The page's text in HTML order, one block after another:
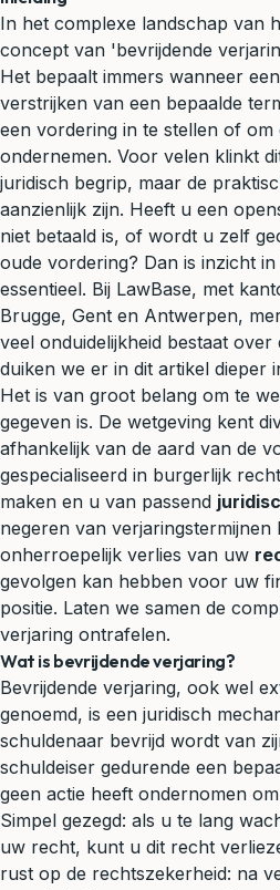
In het complexe landschap van
concept van 'bevrijdende
Het bepaalt immers wanneer
verstrijken van een bepaalde
een vordering in te stellen of om
ondernemen. Voor velen klinkt
juridisch begrip, maar de
aanzienlijk zijn. Heeft u een
niet betaald is, of wordt u zelf
oude vordering? Dan is inzicht
essentieel. Bij LawBase, met
Brugge, Gent en Antwerpen,
veel onduidelijkheid bestaat
duiken we er in dit artikel dieper
Het is van groot belang om te
gegeven is. De wetgeving kent
afhankelijk van de aard van de
gespecialiseerd in burgerlijk recht
maken en u van passend
negeren van verjaringstermijnen
onherroepelijk verlies van uw
gevolgen kan hebben voor uw
positie. Laten we samen de
verjaring ontrafelen.
Wat is bevrijdende verjaring?
Bevrijdende verjaring, ook wel
genoemd, is een juridisch
schuldenaar bevrijd wordt van
schuldeiser gedurende een
geen actie heeft ondernomen
Simpel gezegd: als u te lang
uw recht, kunt u dit recht
rust op de rechtszekerheid: na